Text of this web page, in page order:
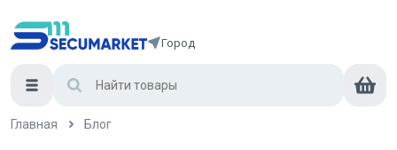
Город
Главная Блог